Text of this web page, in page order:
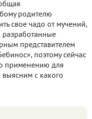
родителю
свое чадо от мучений,
разработанные
представителем
поэтому сейчас
применению для
выясним с какого